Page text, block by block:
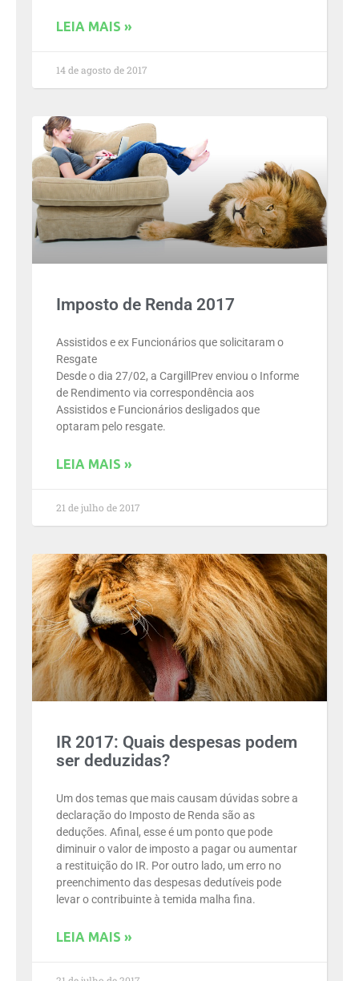
LEIA MAIS »
14 de agosto de 2017
Imposto de Renda 2017
Assistidos e ex Funcionários que solicitaram o
Resgate
Desde o dia 27/02, a CargillPrev enviou o Informe
de Rendimento via correspondência aos
Assistidos e Funcionários desligados que
optaram pelo resgate.
LEIA MAIS »
21 de julho de 2017
IR 2017: Quais despesas podem
ser deduzidas?
Um dos temas que mais causam dúvidas sobre a
declaração do Imposto de Renda são as
deduções. Afinal, esse é um ponto que pode
diminuir o valor de imposto a pagar ou aumentar
a restituição do IR. Por outro lado, um erro no
preenchimento das despesas dedutíveis pode
levar o contribuinte à temida malha fina.
LEIA MAIS »